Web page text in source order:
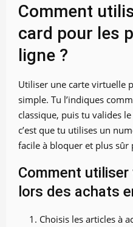
Comment
card pour les
ligne ?
Utiliser une carte virtuelle
simple. Tu l’indiques
classique, puis tu valides
c’est que tu utilises un
facile à bloquer et plus sûr
Comment
lors des achats
Choisis les articles à